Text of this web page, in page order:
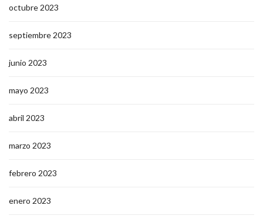
octubre 2023
septiembre 2023
junio 2023
mayo 2023
abril 2023
marzo 2023
febrero 2023
enero 2023